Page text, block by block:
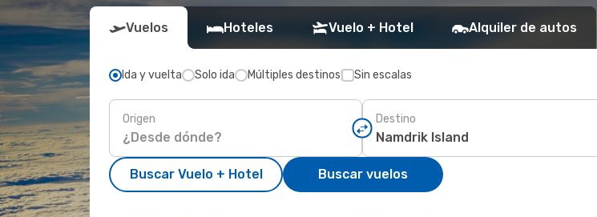
Vuelos Hoteles Vuelo + Hotel Alquiler de autos
Ida y vuelta Solo ida Múltiples destinos Sin escalas
Origen Destino
Buscar Vuelo + Hotel Buscar vuelos